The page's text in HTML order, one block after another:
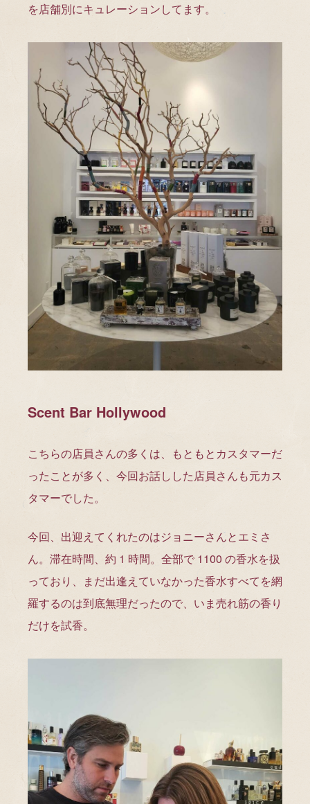
を店舗別にキュレーションしてます。
Scent Bar Hollywood
こちらの店員さんの多くは、もともとカスタマーだ
ったことが多く、今回お話しした店員さんも元カス
タマーでした。
今回、出迎えてくれたのはジョニーさんとエミさ
ん。滞在時間、約 1 時間。全部で 1100 の香水を扱
っており、まだ出逢えていなかった香水すべてを網
羅するのは到底無理だったので、いま売れ筋の香り
だけを試香。